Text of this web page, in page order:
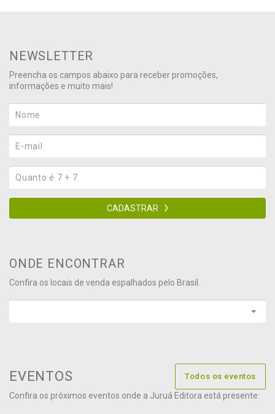
NEWSLETTER
Preencha os campos abaixo para receber promoções,
informações e muito mais!
CADASTRAR
ONDE ENCONTRAR
Confira os locais de venda espalhados pelo Brasil.
EVENTOS Todos os eventos
Confira os próximos eventos onde a Juruá Editora está presente: